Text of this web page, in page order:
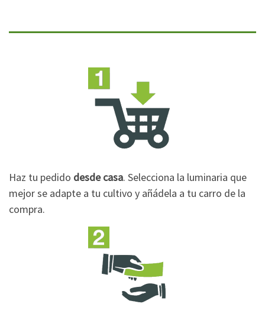
Haz tu pedido desde casa. Selecciona la luminaria que
mejor se adapte a tu cultivo y añádela a tu carro de la
compra.